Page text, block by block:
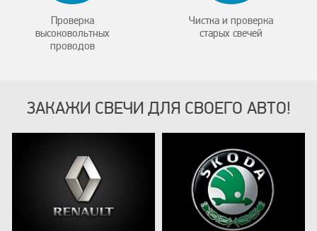
Проверка
высоковольтных
проводов
Чистка и проверка
старых свечей
ЗАКАЖИ СВЕЧИ ДЛЯ СВОЕГО АВТО!